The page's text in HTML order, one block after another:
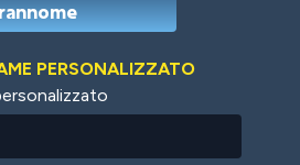
PERSONALIZZATO